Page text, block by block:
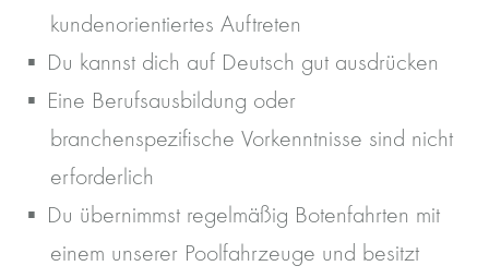
kundenorientiertes Auftreten
Du kannst dich auf Deutsch gut ausdrücken
Eine Berufsausbildung oder
branchenspezifische Vorkenntnisse sind nicht
erforderlich
Du übernimmst regelmäßig Botenfahrten mit
einem unserer Poolfahrzeuge und besitzt